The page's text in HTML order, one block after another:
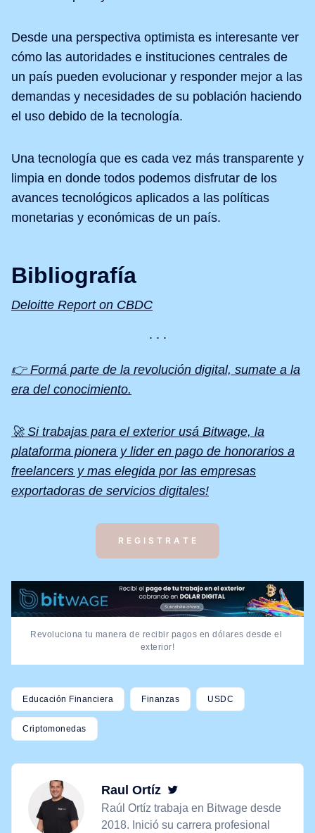
Desde una perspectiva optimista es interesante ver
cómo las autoridades e instituciones centrales de
un país pueden evolucionar y responder mejor a las
demandas y necesidades de su población haciendo
el uso debido de la tecnología.
Una tecnología que es cada vez más transparente y
limpia en donde todos podemos disfrutar de los
avances tecnológicos aplicados a las políticas
monetarias y económicas de un país.
Bibliografía
Deloitte Report on CBDC
👉 Formá parte de la revolución digital, sumate a la
era del conocimiento.
🚀 Si trabajas para el exterior usá Bitwage, la
plataforma pionera y lider en pago de honorarios a
freelancers y mas elegida por las empresas
exportadoras de servicios digitales!
R E G I S T R A T E
Revoluciona tu manera de recibir pagos en dólares desde el
exterior!
Educación Financiera Finanzas USDC
Criptomonedas
Raul Ortíz
Raúl Ortíz trabaja en Bitwage desde
2018. Inició su carrera profesional